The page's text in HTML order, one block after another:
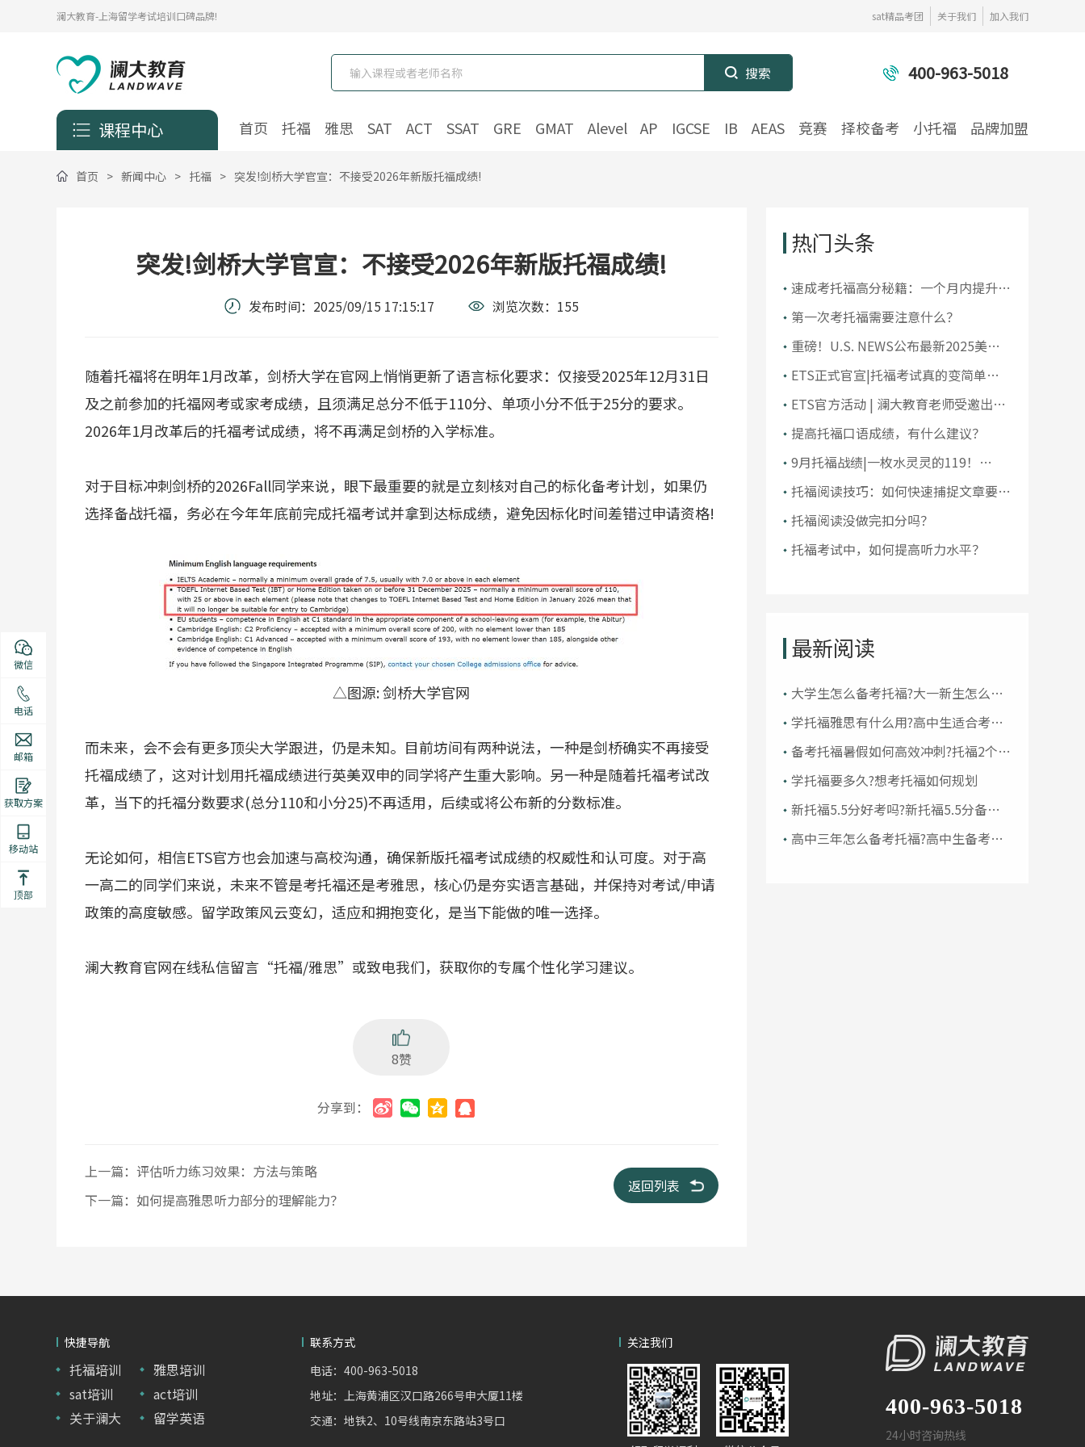
澜大教育-上海留学考试培训口碑品牌! sat精品考团 关于我们 加入我们
400-963-5018
课程中心 首页 托福 雅思 SAT ACT SSAT GRE GMAT Alevel AP IGCSE IB AEAS 竞赛 择校备考 小托福 品牌加盟
首页 > 新闻中心 > 托福 > 突发!剑桥大学官宣：不接受2026年新版托福成绩!
突发!剑桥大学官宣：不接受2026年新版托福成绩!
发布时间： 2025/09/15 17:15:17 浏览次数： 155
随着托福将在明年1月改革，剑桥大学在官网上悄悄更新了语言标化要求：仅接受2025年12月31日
及之前参加的托福网考或家考成绩，且须满足总分不低于110分、单项小分不低于25分的要求。
2026年1月改革后的托福考试成绩，将不再满足剑桥的入学标准。
对于目标冲刺剑桥的2026Fall同学来说，眼下最重要的就是立刻核对自己的标化备考计划，如果仍
选择备战托福，务必在今年年底前完成托福考试并拿到达标成绩，避免因标化时间差错过申请资格!
△图源: 剑桥大学官网
而未来，会不会有更多顶尖大学跟进，仍是未知。目前坊间有两种说法，一种是剑桥确实不再接受
托福成绩了，这对计划用托福成绩进行英美双申的同学将产生重大影响。另一种是随着托福考试改
革，当下的托福分数要求(总分110和小分25)不再适用，后续或将公布新的分数标准。
无论如何，相信ETS官方也会加速与高校沟通，确保新版托福考试成绩的权威性和认可度。对于高
一高二的同学们来说，未来不管是考托福还是考雅思，核心仍是夯实语言基础，并保持对考试/申请
政策的高度敏感。留学政策风云变幻，适应和拥抱变化，是当下能做的唯一选择。
澜大教育官网在线私信留言“托福/雅思”或致电我们，获取你的专属个性化学习建议。
8赞
分享到：
上一篇： 评估听力练习效果：方法与策略
下一篇： 如何提高雅思听力部分的理解能力？
返回列表
热门头条
​速成考托福高分秘籍：一个月内提升你
的托福成绩
第一次考托福需要注意什么？
重磅！U.S. NEWS公布最新2025美国
大学排名！前10大洗牌，纽大重回
TOP30！
ETS正式官宣|托福考试真的变简单了
吗？
ETS官方活动 | 澜大教育老师受邀出席
ETS托福教师研讨会
提高托福口语成绩，有什么建议？
9月托福战绩|一枚水灵灵的119！
105+超50人，全员均分破百！
托福阅读技巧：如何快速捕捉文章要
点？
托福阅读没做完扣分吗？
托福考试中，如何提高听力水平？
最新阅读
大学生怎么备考托福?大一新生怎么准
备托福考试
学托福雅思有什么用?高中生适合考托
福或雅思吗
备考托福暑假如何高效冲刺?托福2个月
备考计划
学托福要多久?想考托福如何规划
新托福5.5分好考吗?新托福5.5分备考
经验分享
高中三年怎么备考托福?高中生备考托
快捷导航
托福培训
sat培训
关于澜大
雅思培训
act培训
留学英语
联系方式
电话：400-963-5018
地址：上海‌黄浦区汉口路266号申大厦11楼
交通：地铁2、10号线南京东路站3号口
关注我们
400-963-5018
24小时咨询热线
微信
电话
邮箱
获取方案
移动站
顶部